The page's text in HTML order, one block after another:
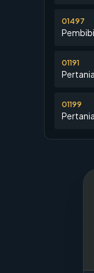
01497
01191
01199